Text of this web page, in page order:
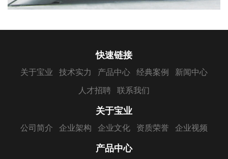
快速链接
关于宝业 技术实力 产品中心 经典案例 新闻中心
人才招聘 联系我们
关于宝业
公司简介 企业架构 企业文化 资质荣誉 企业视频
产品中心